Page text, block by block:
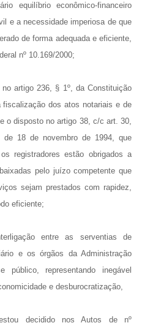
equilíbrio econômico-financeiro
e a necessidade imperiosa de que
de forma adequada e eficiente,
nº 10.169/2000;
artigo 236, § 1º, da Constituição
fiscalização dos atos notariais e de
o disposto no artigo 38, c/c art. 30,
18 de novembro de 1994, que
registradores estão obrigados a
pelo juízo competente que
sejam prestados com rapidez,
eficiente;
entre as serventias de
e os órgãos da Administração
público, representando inegável
e desburocratização,
decidido nos Autos de nº